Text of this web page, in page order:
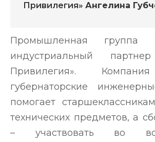
Привилегия» Ангелина
Промышленная группа
индустриальный
Привилегия».
губернаторские
помогает
технических предметов, а
– участвовать во